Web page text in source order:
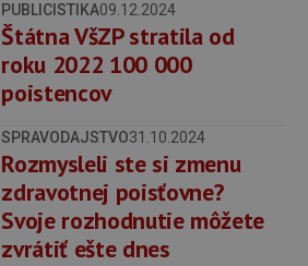
PUBLICISTIKA09.12.2024
Štátna VšZP stratila od
roku 2022 100 000
poistencov
SPRAVODAJSTVO31.10.2024
Rozmysleli ste si zmenu
zdravotnej poisťovne?
Svoje rozhodnutie môžete
zvrátiť ešte dnes